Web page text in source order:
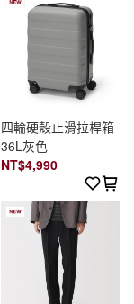
四輪硬殼止滑拉桿箱
36L灰色
NT$4,990